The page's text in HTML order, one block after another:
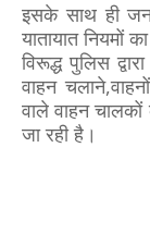
इसके साथ ही
यातायात
विरूद्ध पुलिस
वाहन
वाले वाहन चालकों
जा रही है।